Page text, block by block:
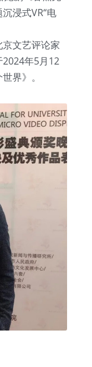
浸式VR“电
文艺评论家
年5月12
界》。